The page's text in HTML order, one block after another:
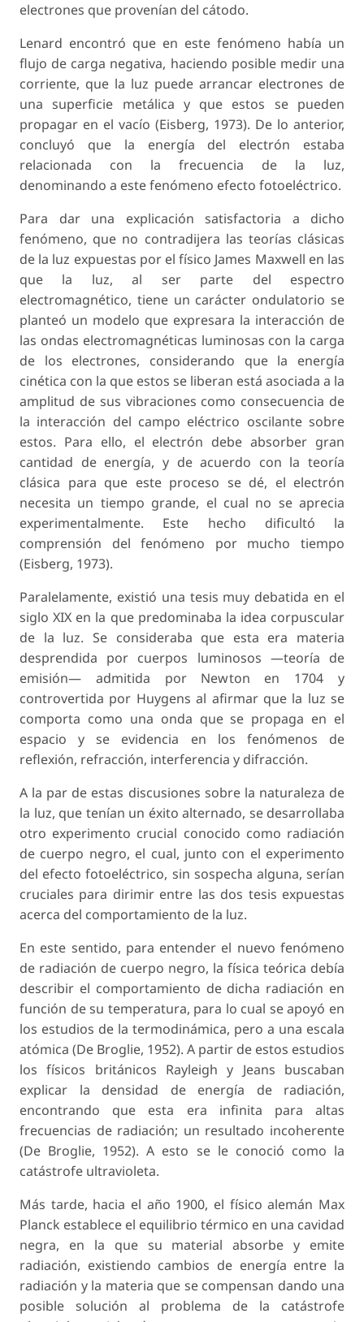
electrones que provenían del cátodo.
Lenard encontró que en este fenómeno había un
flujo de carga negativa, haciendo posible medir una
corriente, que la luz puede arrancar electrones de
una superficie metálica y que estos se pueden
propagar en el vacío (Eisberg, 1973). De lo anterior,
concluyó que la energía del electrón estaba
relacionada con la frecuencia de la luz,
denominando a este fenómeno efecto fotoeléctrico.
Para dar una explicación satisfactoria a dicho
fenómeno, que no contradijera las teorías clásicas
de la luz expuestas por el físico James Maxwell en las
que la luz, al ser parte del espectro
electromagnético, tiene un carácter ondulatorio se
planteó un modelo que expresara la interacción de
las ondas electromagnéticas luminosas con la carga
de los electrones, considerando que la energía
cinética con la que estos se liberan está asociada a la
amplitud de sus vibraciones como consecuencia de
la interacción del campo eléctrico oscilante sobre
estos. Para ello, el electrón debe absorber gran
cantidad de energía, y de acuerdo con la teoría
clásica para que este proceso se dé, el electrón
necesita un tiempo grande, el cual no se aprecia
experimentalmente. Este hecho dificultó la
comprensión del fenómeno por mucho tiempo
(Eisberg, 1973).
Paralelamente, existió una tesis muy debatida en el
siglo XIX en la que predominaba la idea corpuscular
de la luz. Se consideraba que esta era materia
desprendida por cuerpos luminosos —teoría de
emisión— admitida por Newton en 1704 y
controvertida por Huygens al afirmar que la luz se
comporta como una onda que se propaga en el
espacio y se evidencia en los fenómenos de
reflexión, refracción, interferencia y difracción.
A la par de estas discusiones sobre la naturaleza de
la luz, que tenían un éxito alternado, se desarrollaba
otro experimento crucial conocido como radiación
de cuerpo negro, el cual, junto con el experimento
del efecto fotoeléctrico, sin sospecha alguna, serían
cruciales para dirimir entre las dos tesis expuestas
acerca del comportamiento de la luz.
En este sentido, para entender el nuevo fenómeno
de radiación de cuerpo negro, la física teórica debía
describir el comportamiento de dicha radiación en
función de su temperatura, para lo cual se apoyó en
los estudios de la termodinámica, pero a una escala
atómica (De Broglie, 1952). A partir de estos estudios
los físicos británicos Rayleigh y Jeans buscaban
explicar la densidad de energía de radiación,
encontrando que esta era infinita para altas
frecuencias de radiación; un resultado incoherente
(De Broglie, 1952). A esto se le conoció como la
catástrofe ultravioleta.
Más tarde, hacia el año 1900, el físico alemán Max
Planck establece el equilibrio térmico en una cavidad
negra, en la que su material absorbe y emite
radiación, existiendo cambios de energía entre la
radiación y la materia que se compensan dando una
posible solución al problema de la catástrofe